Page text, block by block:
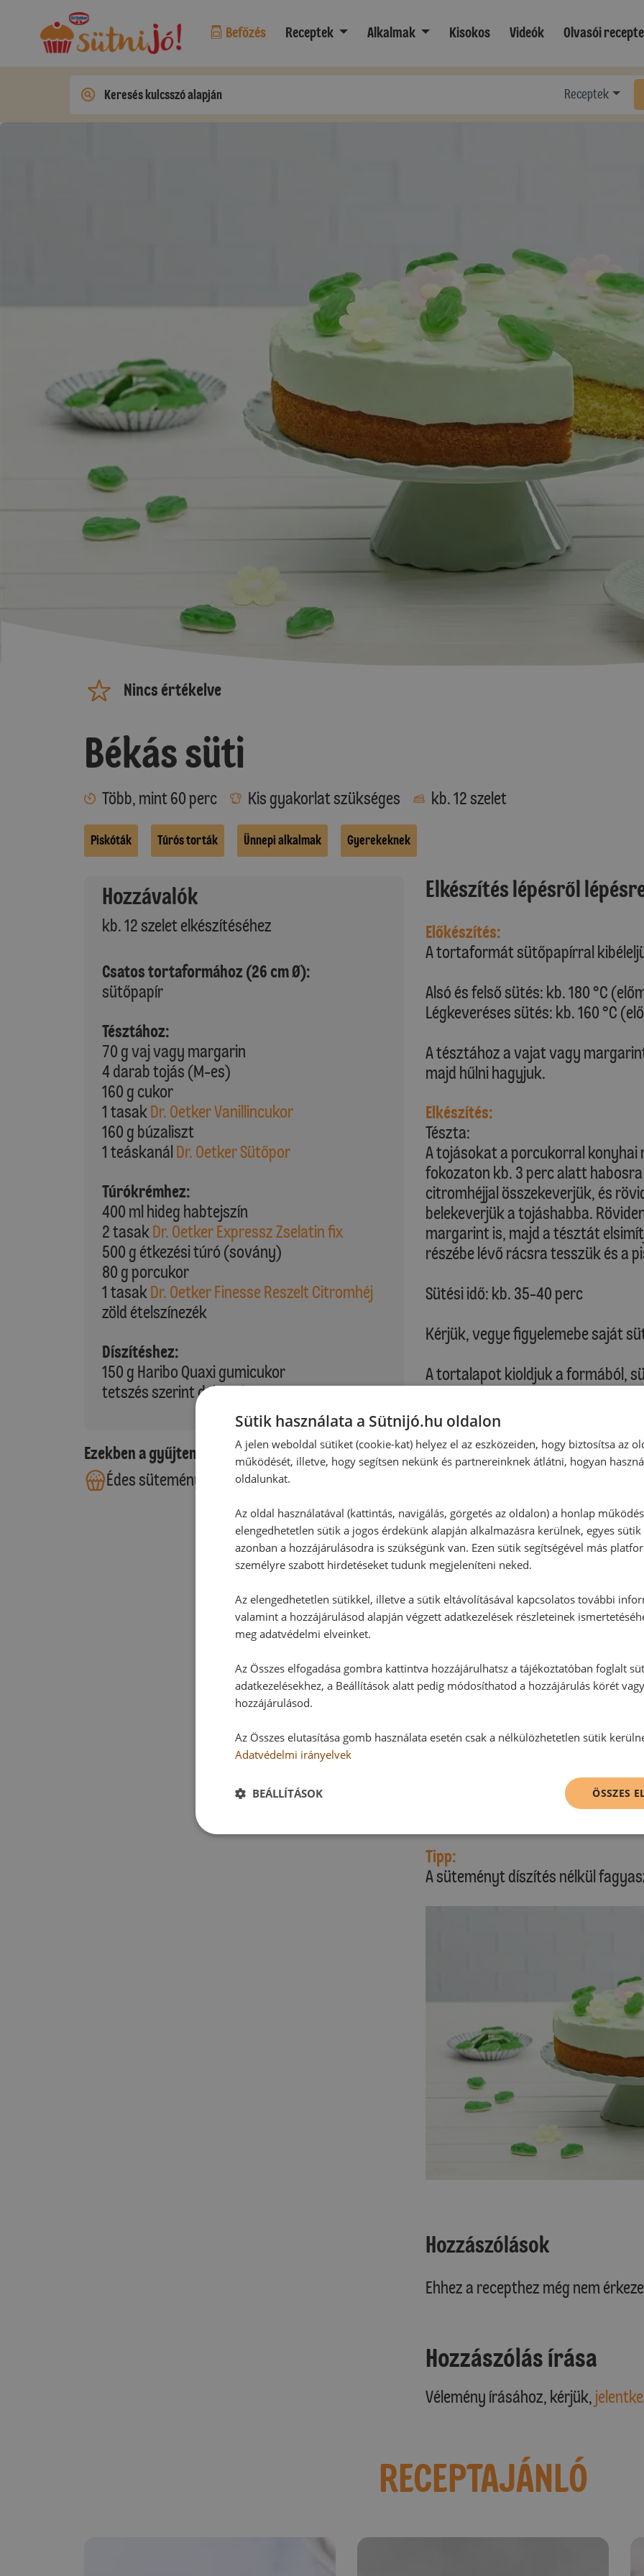
Befőzés Receptek Alkalmak Kisokos Videók Olvasói
Receptek
Nincs értékelve
Békás süti
Több, mint 60 perc Kis gyakorlat szükséges kb. 12 szelet
Piskóták Túrós torták Ünnepi alkalmak Gyerekeknek
Hozzávalók
kb. 12 szelet elkészítéséhez
Csatos tortaformához (26 cm Ø):
sütőpapír
Tésztához:
70 g vaj vagy margarin
4 darab tojás (M-es)
160 g cukor
1 tasakDr. Oetker Vanillincukor
160 g búzaliszt
1 teáskanálDr. Oetker Sütőpor
Túrókrémhez:
400 ml hideg habtejszín
2 tasakDr. Oetker Expressz Zselatin fix
500 g étkezési túró (sovány)
80 g porcukor
1 tasakDr. Oetker Finesse Reszelt Citromhéj
zöld ételszínezék
Díszítéshez:
150 g Haribo Quaxi gumicukor
tetszés szerint dekorvirág
Ezekben a gyűjteményekben található:
Édes sütemények
Torták
Elkészítés lépésről
Előkészítés:
A tortaformát sütőpapírral
Alsó és felső sütés: kb. 180 °C
Légkeveréses sütés: kb. 160 °C
A tésztához a vajat vagy
majd hűlni hagyjuk.
Elkészítés:
Tészta:
A tojásokat a porcukorral
fokozaton kb. 3 perc alatt
citromhéjjal összekeverjük, és
belekeverjük a tojáshabba.
margarint is, majd a tésztát
részébe lévő rácsra tesszük és a
Sütési idő: kb. 35-40 perc
Kérjük, vegye figyelemebe saját
A tortalapot kioldjuk a formából,
A tortalapot tortatálra tesszük.
megtisztított keretét a tortalap
Túrókrém:
A tejszínt a zselatinfix-el konyhai
fokozaton keményre felverjük. A
konyhai robotgéppel (habverő)
masszába adagonként óvatosan
túrókrémet kis mélyhűtő tasakba
Annyi ételszínezéket keverünk
nem érjük. Végül még egyszer
A tölteléket rátesszük a
tetején lehetnek kicsi hullámok. A
levágjuk, és különböző méretű
A tortagyűrűt vagy a forma
eltávolítjuk. Tálalás előtt a
Tipp:
A süteményt díszítés nélkül
Hozzászólások
Ehhez a recepthez még nem
Hozzászólás írása
Vélemény írásához, kérjük,
RECEPTAJÁNLÓ
Sütik használata a Sütnijó.hu oldalon
A jelen weboldal sütiket (cookie-kat) helyez el az eszközeiden, hogy biztosítsa az
működését, illetve, hogy segítsen nekünk és partnereinknek átlátni, hogyan
oldalunkat.
Az oldal használatával (kattintás, navigálás, görgetés az oldalon) a honlap
elengedhetetlen sütik a jogos érdekünk alapján alkalmazásra kerülnek, egyes
azonban a hozzájárulásodra is szükségünk van. Ezen sütik segítségével más
személyre szabott hirdetéseket tudunk megjeleníteni neked.
Az elengedhetetlen sütikkel, illetve a sütik eltávolításával kapcsolatos további
valamint a hozzájárulásod alapján végzett adatkezelések részleteinek
meg adatvédelmi elveinket.
Az Összes elfogadása gombra kattintva hozzájárulhatsz a tájékoztatóban foglalt
adatkezelésekhez, a Beállítások alatt pedig módosíthatod a hozzájárulás körét
hozzájárulásod.
Az Összes elutasítása gomb használata esetén csak a nélkülözhetetlen sütik
Adatvédelmi irányelvek
ÖSSZES
BEÁLLÍTÁSOK